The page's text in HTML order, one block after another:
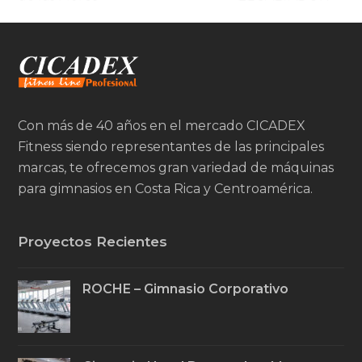
Con más de 40 años en el mercado CICADEX
Fitness siendo representantes de las principales
marcas, te ofrecemos gran variedad de máquinas
para gimnasios en Costa Rica y Centroamérica.
Proyectos Recientes
ROCHE – Gimnasio Corporativo